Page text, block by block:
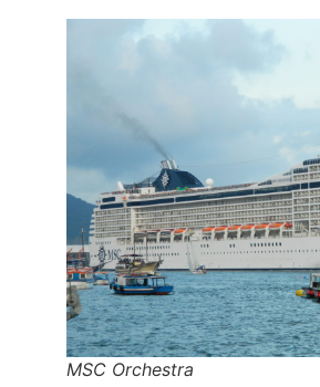
MSC Orchestra